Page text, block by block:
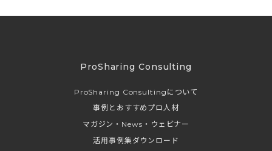
ProSharing Consulting
ProSharing Consultingについて
事例とおすすめプロ人材
マガジン・News・ウェビナー
活用事例集ダウンロード